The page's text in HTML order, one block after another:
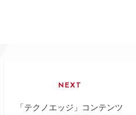
NEXT
Next
「テクノエッジ」コンテンツ